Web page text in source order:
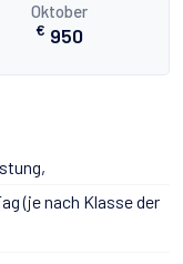
Oktober
€ 950
(je nach Klasse der